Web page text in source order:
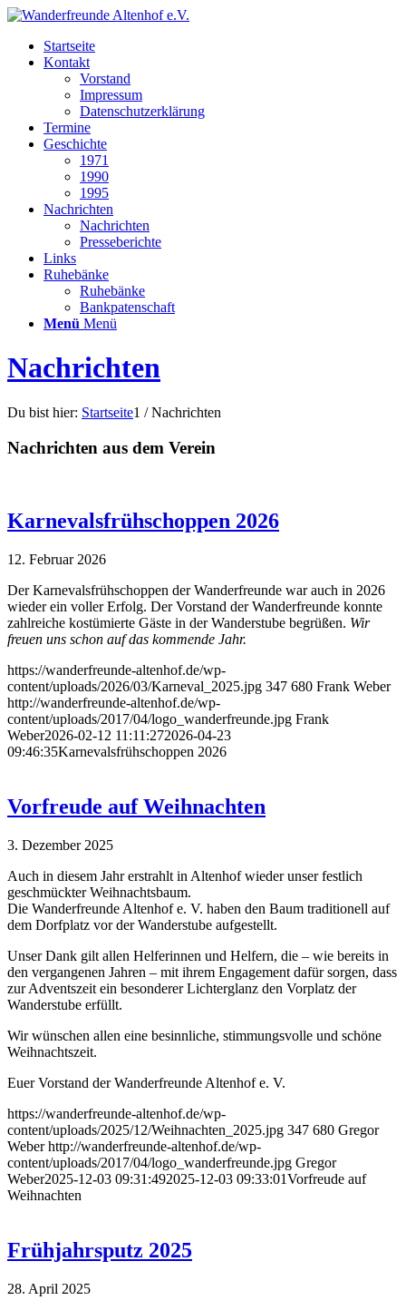
Startseite
Kontakt
Vorstand
Impressum
Datenschutzerklärung
Termine
Geschichte
1971
1990
1995
Nachrichten
Nachrichten
Presseberichte
Links
Ruhebänke
Ruhebänke
Bankpatenschaft
Menü Menü
Nachrichten
Du bist hier: Startseite1 / Nachrichten
Nachrichten aus dem Verein
Karnevalsfrühschoppen 2026
12. Februar 2026
Der Karnevalsfrühschoppen der Wanderfreunde war auch in 2026
wieder ein voller Erfolg. Der Vorstand der Wanderfreunde konnte
zahlreiche kostümierte Gäste in der Wanderstube begrüßen. Wir
freuen uns schon auf das kommende Jahr.
https://wanderfreunde-altenhof.de/wp-
content/uploads/2026/03/Karneval_2025.jpg 347 680 Frank Weber
http://wanderfreunde-altenhof.de/wp-
content/uploads/2017/04/logo_wanderfreunde.jpg Frank
Weber2026-02-12 11:11:272026-04-23
09:46:35Karnevalsfrühschoppen 2026
Vorfreude auf Weihnachten
3. Dezember 2025
Auch in diesem Jahr erstrahlt in Altenhof wieder unser festlich
geschmückter Weihnachtsbaum.
Die Wanderfreunde Altenhof e. V. haben den Baum traditionell auf
dem Dorfplatz vor der Wanderstube aufgestellt.
Unser Dank gilt allen Helferinnen und Helfern, die – wie bereits in
den vergangenen Jahren – mit ihrem Engagement dafür sorgen, dass
zur Adventszeit ein besonderer Lichterglanz den Vorplatz der
Wanderstube erfüllt.
Wir wünschen allen eine besinnliche, stimmungsvolle und schöne
Weihnachtszeit.
Euer Vorstand der Wanderfreunde Altenhof e. V.
https://wanderfreunde-altenhof.de/wp-
content/uploads/2025/12/Weihnachten_2025.jpg 347 680 Gregor
Weber http://wanderfreunde-altenhof.de/wp-
content/uploads/2017/04/logo_wanderfreunde.jpg Gregor
Weber2025-12-03 09:31:492025-12-03 09:33:01Vorfreude auf
Weihnachten
Frühjahrsputz 2025
28. April 2025